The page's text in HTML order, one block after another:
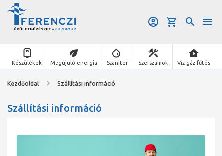
Készülékek Megújuló energia Szaniter Szerszámok Víz-gáz-fűtés
Kezdőoldal Szállítási információ
Szállítási információ